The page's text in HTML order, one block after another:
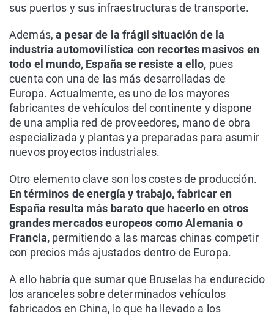
sus puertos y sus infraestructuras de transporte.
Además, a pesar de la frágil situación de la
industria automovilística con recortes masivos en
todo el mundo, España se resiste a ello, pues
cuenta con una de las más desarrolladas de
Europa. Actualmente, es uno de los mayores
fabricantes de vehículos del continente y dispone
de una amplia red de proveedores, mano de obra
especializada y plantas ya preparadas para asumir
nuevos proyectos industriales.
Otro elemento clave son los costes de producción.
En términos de energía y trabajo, fabricar en
España resulta más barato que hacerlo en otros
grandes mercados europeos como Alemania o
Francia, permitiendo a las marcas chinas competir
con precios más ajustados dentro de Europa.
A ello habría que sumar que Bruselas ha endurecido
los aranceles sobre determinados vehículos
fabricados en China, lo que ha llevado a los